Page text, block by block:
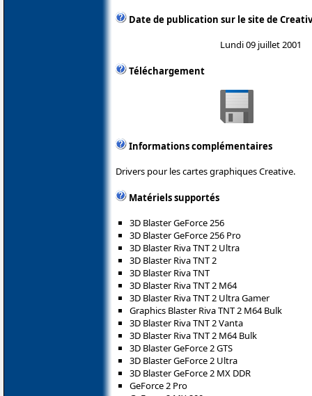
Date de publication sur le site de
Lundi 09 juillet 2001
Téléchargement
Informations complémentaires
Drivers pour les cartes graphiques Creative.
Matériels supportés
3D Blaster GeForce 256
3D Blaster GeForce 256 Pro
3D Blaster Riva TNT 2 Ultra
3D Blaster Riva TNT 2
3D Blaster Riva TNT
3D Blaster Riva TNT 2 M64
3D Blaster Riva TNT 2 Ultra Gamer
Graphics Blaster Riva TNT 2 M64 Bulk
3D Blaster Riva TNT 2 Vanta
3D Blaster Riva TNT 2 M64 Bulk
3D Blaster GeForce 2 GTS
3D Blaster GeForce 2 Ultra
3D Blaster GeForce 2 MX DDR
GeForce 2 Pro